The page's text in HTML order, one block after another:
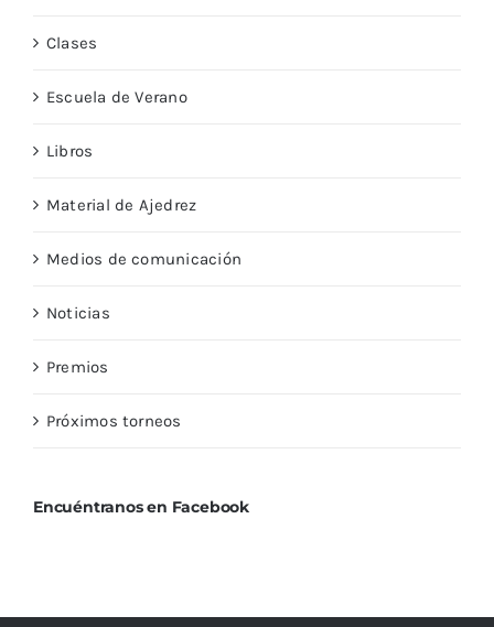
Clases
Escuela de Verano
Libros
Material de Ajedrez
Medios de comunicación
Noticias
Premios
Próximos torneos
Encuéntranos en Facebook